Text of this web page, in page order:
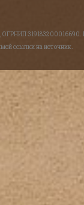
ОГРНИП 319183200016690.
ссылки на источник.